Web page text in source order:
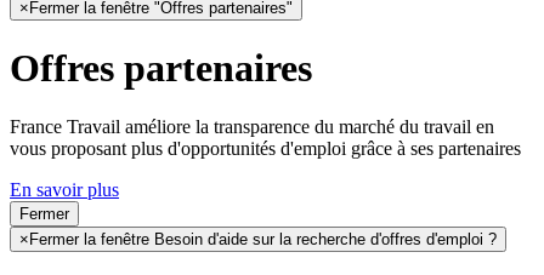
×Fermer la fenêtre "Offres partenaires"
Offres partenaires
France Travail améliore la transparence du marché du travail en
vous proposant plus d'opportunités d'emploi grâce à ses partenaires
En savoir plus
Fermer
× Fermer la fenêtre Besoin d'aide sur la recherche d'offres d'emploi ?